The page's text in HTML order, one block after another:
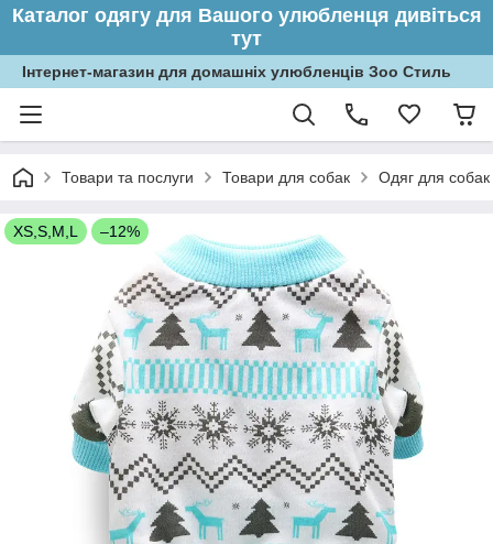
Каталог одягу для Вашого улюбленця дивіться
тут
Інтернет-магазин для домашніх улюбленців Зоо Стиль
Товари та послуги Товари для собак Одяг для собак
XS,S,M,L –12%